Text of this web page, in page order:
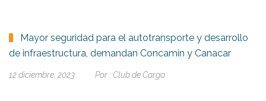
Mayor seguridad para el autotransporte y desarrollo
de infraestructura, demandan Concamin y Canacar
12 diciembre, 2023 Por : Club de Carga